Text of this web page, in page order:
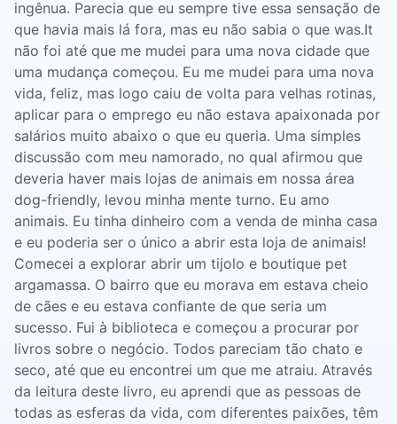
ingênua. Parecia que eu sempre tive essa sensação de
que havia mais lá fora, mas eu não sabia o que was.It
não foi até que me mudei para uma nova cidade que
uma mudança começou. Eu me mudei para uma nova
vida, feliz, mas logo caiu de volta para velhas rotinas,
aplicar para o emprego eu não estava apaixonada por
salários muito abaixo o que eu queria. Uma simples
discussão com meu namorado, no qual afirmou que
deveria haver mais lojas de animais em nossa área
dog-friendly, levou minha mente turno. Eu amo
animais. Eu tinha dinheiro com a venda de minha casa
e eu poderia ser o único a abrir esta loja de animais!
Comecei a explorar abrir um tijolo e boutique pet
argamassa. O bairro que eu morava em estava cheio
de cães e eu estava confiante de que seria um
sucesso. Fui à biblioteca e começou a procurar por
livros sobre o negócio. Todos pareciam tão chato e
seco, até que eu encontrei um que me atraiu. Através
da leitura deste livro, eu aprendi que as pessoas de
todas as esferas da vida, com diferentes paixões, têm